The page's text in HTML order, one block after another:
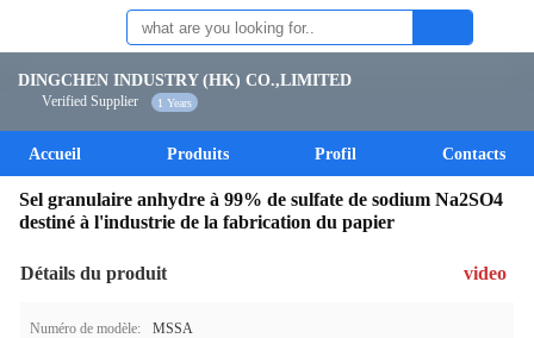
DINGCHEN INDUSTRY (HK) CO.,LIMITED
Verified Supplier 1 Years
Accueil Produits Profil Contacts
Sel granulaire anhydre à 99% de sulfate de sodium Na2SO4
destiné à l'industrie de la fabrication du papier
Détails du produit video
Numéro de modèle:
MSSA